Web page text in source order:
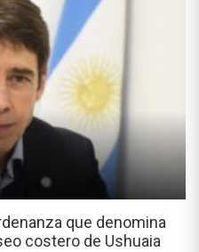
que denomina
costero de Ushuaia